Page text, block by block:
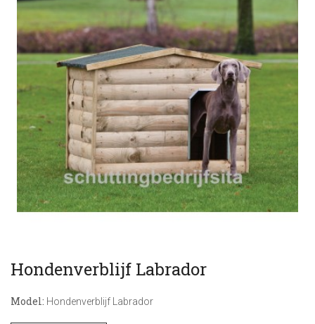
Hondenverblijf Labrador
Model: Hondenverblijf Labrador